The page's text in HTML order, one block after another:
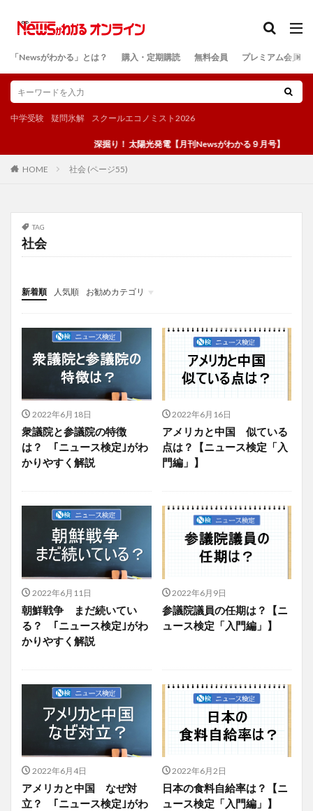
「Newsがわかる」とは？ 購入・定期購読 無料会員 プレミアム会員
中学受験 疑問氷解 スクールエコノミスト2026
深掘り！ 太陽光発電【月刊Newsがわかる９月号】
HOME 社会 (ページ55)
TAG
社会
新着順 人気順
お勧めカテゴリ
投稿
学び
マンガ
電子書籍
2022年6月18日
衆議院と参議院の特徴
は？ ｢ニュース検定｣がわ
かりやすく解説
2022年6月16日
アメリカと中国 似ている
点は？【ニュース検定「入
門編」】
2022年6月11日
朝鮮戦争 まだ続いてい
る？ ｢ニュース検定｣がわ
かりやすく解説
2022年6月9日
参議院議員の任期は？【ニ
ュース検定「入門編」】
2022年6月4日
アメリカと中国 なぜ対
立？ ｢ニュース検定｣がわ
2022年6月2日
日本の食料自給率は？【ニ
ュース検定「入門編」】
検索